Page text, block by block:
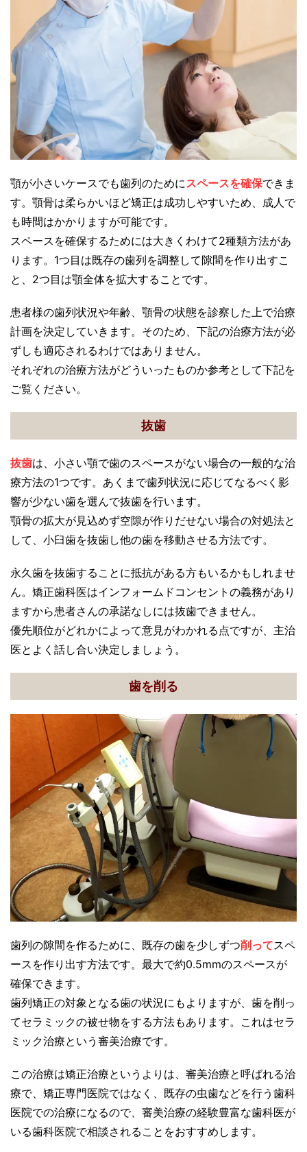
顎が小さいケースでも歯列のためにスペースを確保できま
す。顎骨は柔らかいほど矯正は成功しやすいため、成人で
も時間はかかりますが可能です。
スペースを確保するためには大きくわけて2種類方法があ
ります。1つ目は既存の歯列を調整して隙間を作り出すこ
と、2つ目は顎全体を拡大することです。
患者様の歯列状況や年齢、顎骨の状態を診察した上で治療
計画を決定していきます。そのため、下記の治療方法が必
ずしも適応されるわけではありません。
それぞれの治療方法がどういったものか参考として下記を
ご覧ください。
抜歯
抜歯は、小さい顎で歯のスペースがない場合の一般的な治
療方法の1つです。あくまで歯列状況に応じてなるべく影
響が少ない歯を選んで抜歯を行います。
顎骨の拡大が見込めず空隙が作りだせない場合の対処法と
して、小臼歯を抜歯し他の歯を移動させる方法です。
永久歯を抜歯することに抵抗がある方もいるかもしれませ
ん。矯正歯科医はインフォームドコンセントの義務があり
ますから患者さんの承諾なしには抜歯できません。
優先順位がどれかによって意見がわかれる点ですが、主治
医とよく話し合い決定しましょう。
歯を削る
歯列の隙間を作るために、既存の歯を少しずつ削ってスペ
ースを作り出す方法です。最大で約0.5mmのスペースが
確保できます。
歯列矯正の対象となる歯の状況にもよりますが、歯を削っ
てセラミックの被せ物をする方法もあります。これはセラ
ミック治療という審美治療です。
この治療は矯正治療というよりは、審美治療と呼ばれる治
療で、矯正専門医院ではなく、既存の虫歯などを行う歯科
医院での治療になるので、審美治療の経験豊富な歯科医が
いる歯科医院で相談されることをおすすめします。